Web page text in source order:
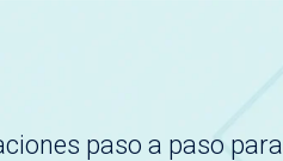
paso a paso para